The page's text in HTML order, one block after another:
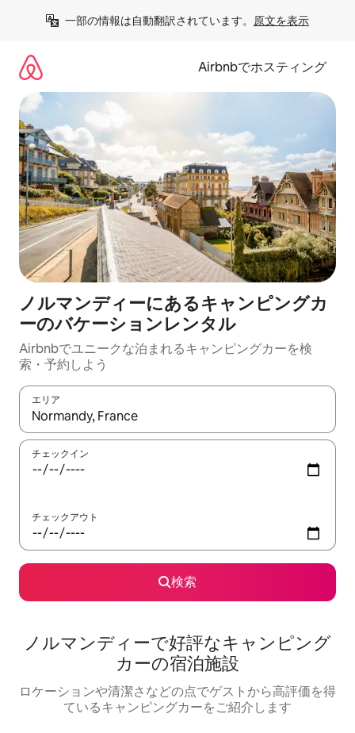
一部の情報は自動翻訳されています。 原文を表示
Airbnbでホスティング
ノルマンディーにあるキャンピングカ
ーのバケーションレンタル
Airbnbでユニークな泊まれるキャンピングカーを検
索・予約しよう
エリア
検索結果が表示されたら、上下の矢印キーを使って移動するか
チェックイン
チェックアウト
検索
ノルマンディーで好評なキャンピング
カーの宿泊施設
ロケーションや清潔さなどの点でゲストから高評価を得
ているキャンピングカーをご紹介します